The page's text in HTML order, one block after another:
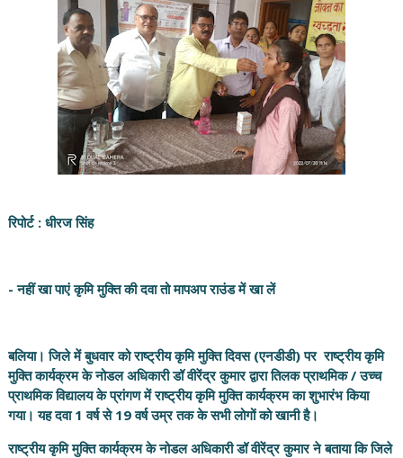
रिपोर्ट : धीरज सिंह
- नहीं खा पाएं कृमि मुक्ति की दवा तो मापअप राउंड में खा लें
बलिया। जिले में बुधवार को राष्ट्रीय कृमि मुक्ति दिवस (एनडीडी) पर राष्ट्रीय कृमि
मुक्ति कार्यक्रम के नोडल अधिकारी डॉ वीरेंद्र कुमार द्वारा तिलक प्राथमिक / उच्च
प्राथमिक विद्यालय के प्रांगण में राष्ट्रीय कृमि मुक्ति कार्यक्रम का शुभारंभ किया
गया। यह दवा 1 वर्ष से 19 वर्ष उम्र तक के सभी लोगों को खानी है।
राष्ट्रीय कृमि मुक्ति कार्यक्रम के नोडल अधिकारी डॉ वीरेंद्र कुमार ने बताया कि जिले